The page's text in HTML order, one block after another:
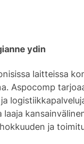
ydin
laitteissa
Aspocomp
laaja
ja